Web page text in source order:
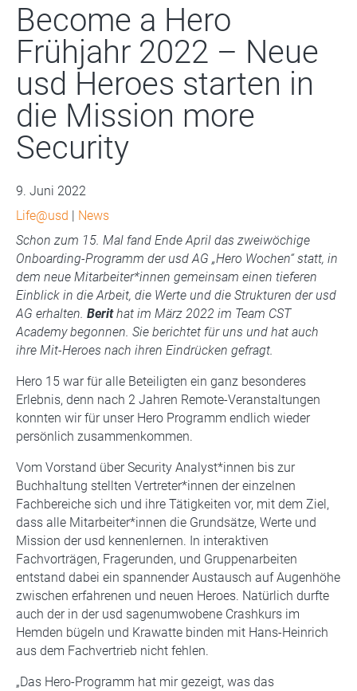
Become a Hero
Frühjahr 2022 – Neue
usd Heroes starten in
die Mission more
Security
9. Juni 2022
Life@usd | News
Schon zum 15. Mal fand Ende April das zweiwöchige
Onboarding-Programm der usd AG „Hero Wochen“ statt, in
dem neue Mitarbeiter*innen gemeinsam einen tieferen
Einblick in die Arbeit, die Werte und die Strukturen der usd
AG erhalten. Berithat im März 2022 im Team CST
Academy begonnen. Sie berichtet für uns und hat auch
ihre Mit-Heroes nach ihren Eindrücken gefragt.
Hero 15 war für alle Beteiligten ein ganz besonderes
Erlebnis, denn nach 2 Jahren Remote-Veranstaltungen
konnten wir für unser Hero Programm endlich wieder
persönlich zusammenkommen.
Vom Vorstand über Security Analyst*innen bis zur
Buchhaltung stellten Vertreter*innen der einzelnen
Fachbereiche sich und ihre Tätigkeiten vor, mit dem Ziel,
dass alle Mitarbeiter*innen die Grundsätze, Werte und
Mission der usd kennenlernen. In interaktiven
Fachvorträgen, Fragerunden, und Gruppenarbeiten
entstand dabei ein spannender Austausch auf Augenhöhe
zwischen erfahrenen und neuen Heroes. Natürlich durfte
auch der in der usd sagenumwobene Crashkurs im
Hemden bügeln und Krawatte binden mit Hans-Heinrich
aus dem Fachvertrieb nicht fehlen.
„Das Hero-Programm hat mir gezeigt, was das